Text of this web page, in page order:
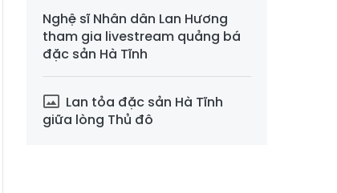
Nghệ sĩ Nhân dân Lan Hương
tham gia livestream quảng bá
đặc sản Hà Tĩnh
Lan tỏa đặc sản Hà Tĩnh
giữa lòng Thủ đô